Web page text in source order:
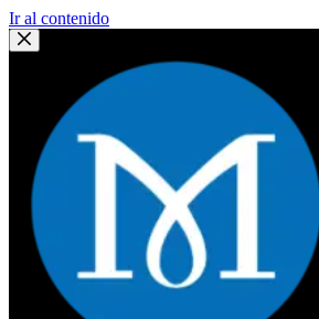
Ir al contenido